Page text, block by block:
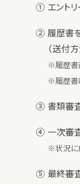
エント
履歴書
（送付
※履歴書
※履歴書
書類審
一次審
※状況に
最終審